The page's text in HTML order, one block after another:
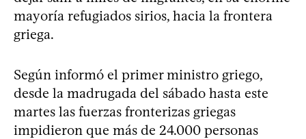
mayoría refugiados sirios, hacia la frontera
griega.
Según informó el primer ministro griego,
desde la madrugada del sábado hasta este
martes las fuerzas fronterizas griegas
impidieron que más de 24.000 personas